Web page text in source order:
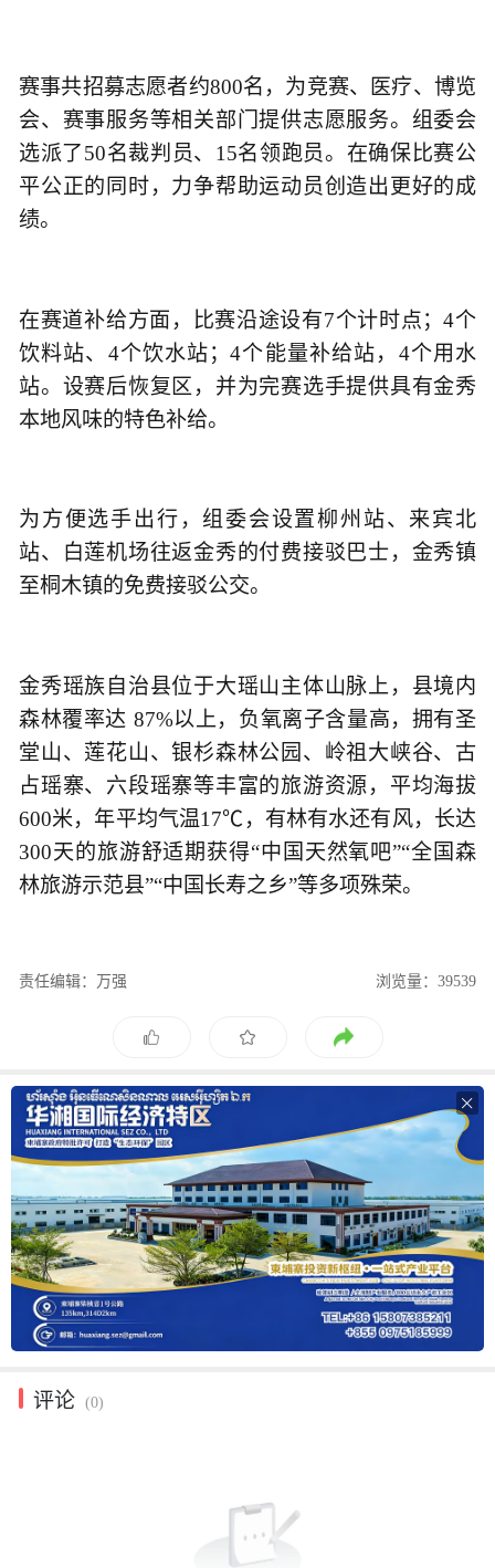
赛事共招募志愿者约800名，为竞赛、医疗、博览
会、赛事服务等相关部门提供志愿服务。组委会
选派了50名裁判员、15名领跑员。在确保比赛公
平公正的同时，力争帮助运动员创造出更好的成
绩。
在赛道补给方面，比赛沿途设有7个计时点；4个
饮料站、4个饮水站；4个能量补给站，4个用水
站。设赛后恢复区，并为完赛选手提供具有金秀
本地风味的特色补给。
为方便选手出行，组委会设置柳州站、来宾北
站、白莲机场往返金秀的付费接驳巴士，金秀镇
至桐木镇的免费接驳公交。
金秀瑶族自治县位于大瑶山主体山脉上，县境内
森林覆率达 87%以上，负氧离子含量高，拥有圣
堂山、莲花山、银杉森林公园、岭祖大峡谷、古
占瑶寨、六段瑶寨等丰富的旅游资源，平均海拔
600米，年平均气温17℃，有林有水还有风，长达
300天的旅游舒适期获得“中国天然氧吧”“全国森
林旅游示范县”“中国长寿之乡”等多项殊荣。
责任编辑：万强 浏览量：39539

评论 (0)